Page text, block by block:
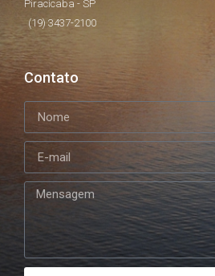
Piracicaba - SP
(19) 3437-2100
Contato